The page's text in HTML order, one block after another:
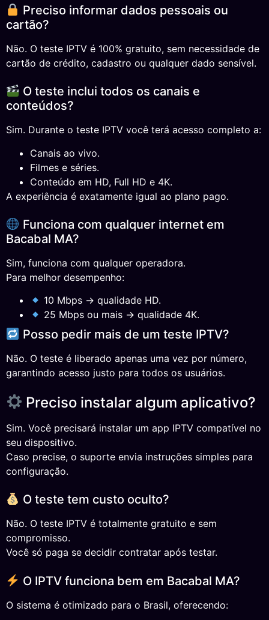
Preciso informar dados pessoais ou
cartão?
Não. O teste IPTV é 100% gratuito, sem necessidade de
cartão de crédito, cadastro ou qualquer dado sensível.
O teste inclui todos os canais e
conteúdos?
Sim. Durante o teste IPTV você terá acesso completo a:
Canais ao vivo.
Filmes e séries.
Conteúdo em HD, Full HD e 4K.
A experiência é exatamente igual ao plano pago.
Funciona com qualquer internet em
Bacabal MA?
Sim, funciona com qualquer operadora.
Para melhor desempenho:
10 Mbps → qualidade HD.
25 Mbps ou mais → qualidade 4K.
Posso pedir mais de um teste IPTV?
Não. O teste é liberado apenas uma vez por número,
garantindo acesso justo para todos os usuários.
Preciso instalar algum aplicativo?
Sim. Você precisará instalar um app IPTV compatível no
seu dispositivo.
Caso precise, o suporte envia instruções simples para
configuração.
O teste tem custo oculto?
Não. O teste IPTV é totalmente gratuito e sem
compromisso.
Você só paga se decidir contratar após testar.
O IPTV funciona bem em Bacabal MA?
O sistema é otimizado para o Brasil, oferecendo: